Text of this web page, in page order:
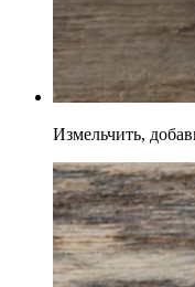
Измельчить,